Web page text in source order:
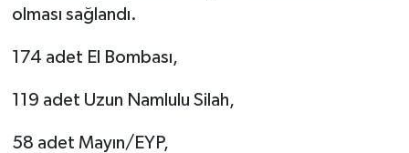
olması sağlandı.
174 adet El Bombası,
119 adet Uzun Namlulu Silah,
58 adet Mayın/EYP,